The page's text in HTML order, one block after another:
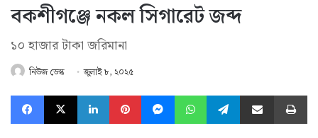
বকশীগঞ্জে নকল সিগারেট জব্দ
১০ হাজার টাকা জরিমানা
নিউজ ডেস্ক জুলাই ৮, ২০২৫
Facebook
X LinkedInPinterestMessengerWhatsAppTelegramShare via Email